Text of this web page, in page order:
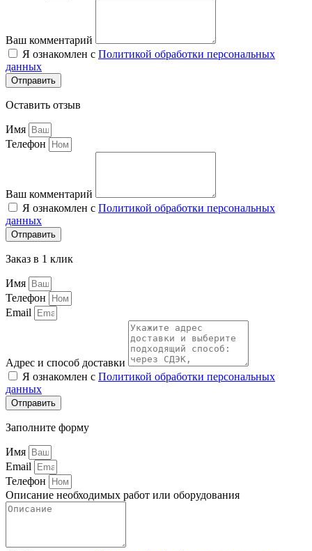
Ваш комментарий
Я ознакомлен с Политикой обработки персональных
данных
Отправить
Оставить отзыв
Имя
Телефон
Ваш комментарий
Я ознакомлен с Политикой обработки персональных
данных
Отправить
Заказ в 1 клик
Имя
Телефон
Email
Адрес и способ доставки
Я ознакомлен с Политикой обработки персональных
данных
Отправить
Заполните форму
Имя
Email
Телефон
Описание необходимых работ или оборудования